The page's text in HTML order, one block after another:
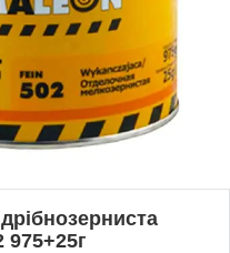
975+25г